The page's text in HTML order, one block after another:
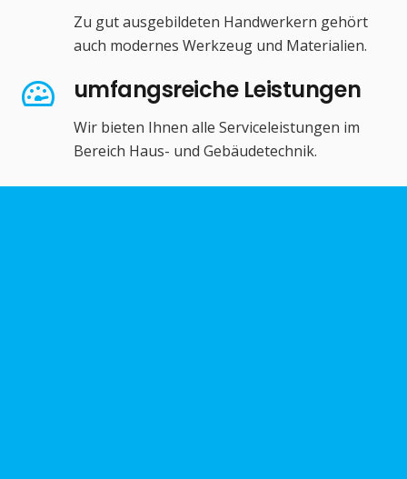
Zu gut ausgebildeten Handwerkern gehört
auch modernes Werkzeug und Materialien.
umfangsreiche Leistungen
Wir bieten Ihnen alle Serviceleistungen im
Bereich Haus- und Gebäudetechnik.